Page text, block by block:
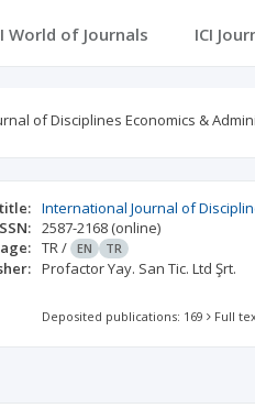
World of Journals ICI
of Disciplines Economics &
International Journal of
2587-2168 (online)
TR/ EN TR
Profactor Yay. San Tic. Ltd Şrt.
Deposited publications: 169 Full